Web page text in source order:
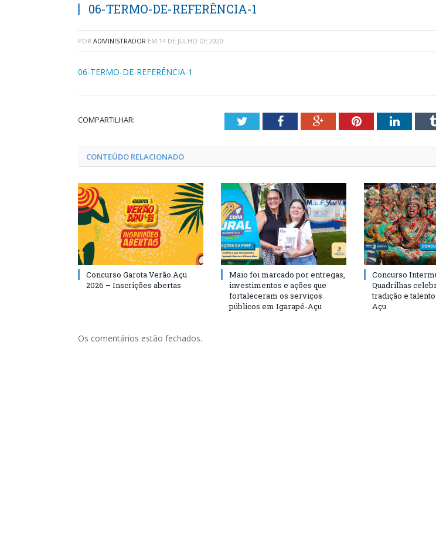
06-TERMO-DE-REFERÊNCIA-1
POR ADMINISTRADOR EM 14 DE JULHO DE 2020
06-TERMO-DE-REFERÊNCIA-1
COMPARTILHAR: TwitterFacebookGoogle+PinterestLinkedIn
CONTEÚDO RELACIONADO
Concurso Garota Verão Açu
2026 – Inscrições abertas
Maio foi marcado por entregas,
investimentos e ações que
fortaleceram os serviços
públicos em Igarapé-Açu
Concurso
Quadrilhas
tradição e
Açu
Os comentários estão fechados.